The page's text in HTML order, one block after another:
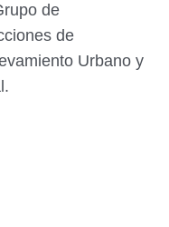
de
de
Urbano y